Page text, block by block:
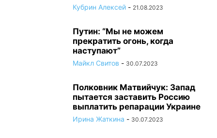
Кубрин Алексей - 21.08.2023
Путин: “Мы не можем
прекратить огонь, когда
наступают”
Майкл Свитов - 30.07.2023
Полковник Матвийчук: Запад
пытается заставить Россию
выплатить репарации Украине
Ирина Жаткина - 30.07.2023